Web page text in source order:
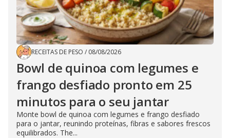
RECEITAS DE PESO / 08/08/2026
Bowl de quinoa com legumes e
frango desfiado pronto em 25
minutos para o seu jantar
Monte bowl de quinoa com legumes e frango desfiado
para o jantar, reunindo proteínas, fibras e sabores frescos
equilibrados. The...